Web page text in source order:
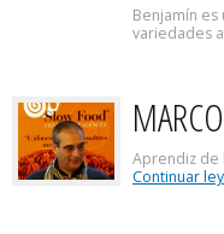
Benjamín
variedades
Aprendiz de
Continuar